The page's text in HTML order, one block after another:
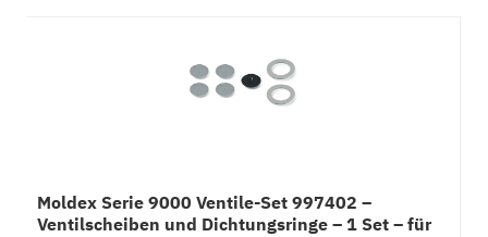
Moldex Serie 9000 Ventile-Set 997402 –
Ventilscheiben und Dichtungsringe – 1 Set – für